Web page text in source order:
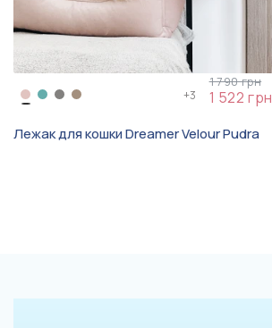
+3
1 790 грн
1 522 грн
Лежак для кошки Dreamer Velour Pudra